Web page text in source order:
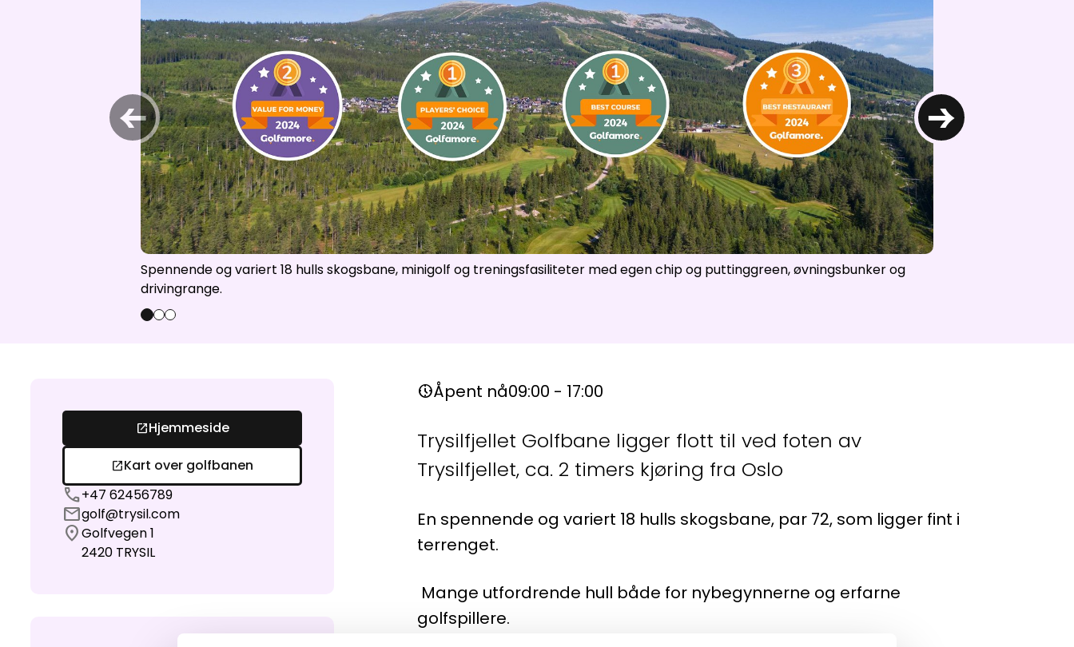
Åpne heiser:0/41 Åpne løyper:0/70
Vær- og føredata er levert avfnugg,Yr, Meteorologisk institutt og NRK
← →
Spennende og variert 18 hulls skogsbane, minigolf og treningsfasiliteter med egen chip og puttinggreen, øvningsbunker og
drivingrange.
0 1 2
nest_clock_farsight_analogÅpent nå09:00 - 17:00
Trysilfjellet Golfbane ligger flott til ved foten av
Trysilfjellet, ca. 2 timers kjøring fra Oslo
En spennende og variert 18 hulls skogsbane, par 72, som ligger fint i
terrenget.
Mange utfordrende hull både for nybegynnerne og erfarne
golfspillere.
open_in_newHjemmeside
open_in_newKart over golfbanen
call+47 62456789
mailgolf@trysil.com
location_onGolfvegen 1
2420 TRYSIL